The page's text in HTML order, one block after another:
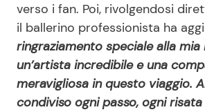
verso i fan. Poi, rivolgendosi
il ballerino professionista ha
ringraziamento speciale alla mia
un’artista incredibile e una
meravigliosa in questo viaggio.
condiviso ogni passo, ogni